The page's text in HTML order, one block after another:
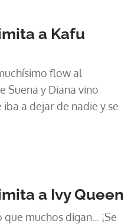
a Kafu
flow al
Suena y Diana vino
a dejar de nadie y se
a Ivy Queen
muchos digan... ¡Se